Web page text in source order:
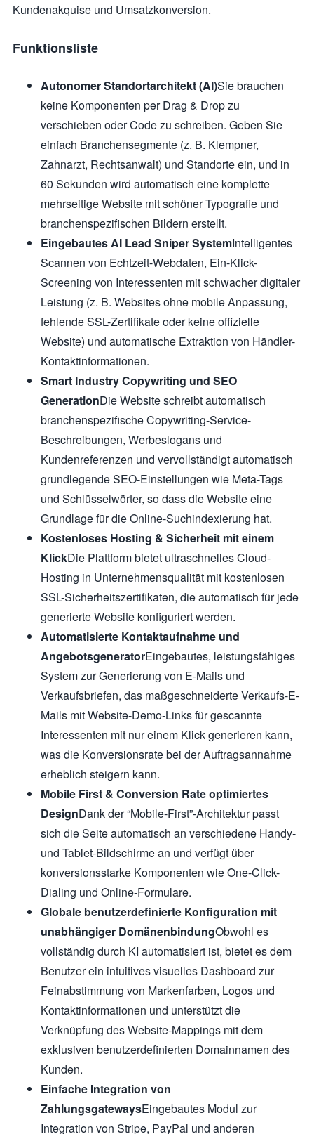
Kundenakquise und Umsatzkonversion.
Funktionsliste
Autonomer Standortarchitekt (AI)Sie brauchen
keine Komponenten per Drag & Drop zu
verschieben oder Code zu schreiben. Geben Sie
einfach Branchensegmente (z. B. Klempner,
Zahnarzt, Rechtsanwalt) und Standorte ein, und in
60 Sekunden wird automatisch eine komplette
mehrseitige Website mit schöner Typografie und
branchenspezifischen Bildern erstellt.
Eingebautes AI Lead Sniper SystemIntelligentes
Scannen von Echtzeit-Webdaten, Ein-Klick-
Screening von Interessenten mit schwacher digitaler
Leistung (z. B. Websites ohne mobile Anpassung,
fehlende SSL-Zertifikate oder keine offizielle
Website) und automatische Extraktion von Händler-
Kontaktinformationen.
Smart Industry Copywriting und SEO
GenerationDie Website schreibt automatisch
branchenspezifische Copywriting-Service-
Beschreibungen, Werbeslogans und
Kundenreferenzen und vervollständigt automatisch
grundlegende SEO-Einstellungen wie Meta-Tags
und Schlüsselwörter, so dass die Website eine
Grundlage für die Online-Suchindexierung hat.
Kostenloses Hosting & Sicherheit mit einem
KlickDie Plattform bietet ultraschnelles Cloud-
Hosting in Unternehmensqualität mit kostenlosen
SSL-Sicherheitszertifikaten, die automatisch für jede
generierte Website konfiguriert werden.
Automatisierte Kontaktaufnahme und
AngebotsgeneratorEingebautes, leistungsfähiges
System zur Generierung von E-Mails und
Verkaufsbriefen, das maßgeschneiderte Verkaufs-E-
Mails mit Website-Demo-Links für gescannte
Interessenten mit nur einem Klick generieren kann,
was die Konversionsrate bei der Auftragsannahme
erheblich steigern kann.
Mobile First & Conversion Rate optimiertes
DesignDank der “Mobile-First”-Architektur passt
sich die Seite automatisch an verschiedene Handy-
und Tablet-Bildschirme an und verfügt über
konversionsstarke Komponenten wie One-Click-
Dialing und Online-Formulare.
Globale benutzerdefinierte Konfiguration mit
unabhängiger DomänenbindungObwohl es
vollständig durch KI automatisiert ist, bietet es dem
Benutzer ein intuitives visuelles Dashboard zur
Feinabstimmung von Markenfarben, Logos und
Kontaktinformationen und unterstützt die
Verknüpfung des Website-Mappings mit dem
exklusiven benutzerdefinierten Domainnamen des
Kunden.
Einfache Integration von
ZahlungsgatewaysEingebautes Modul zur
Integration von Stripe, PayPal und anderen